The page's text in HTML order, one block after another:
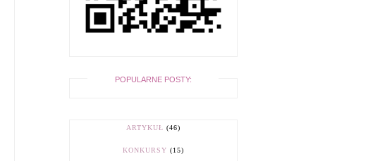
POPULARNE POSTY:
ARTYKUŁ (46)
KONKURSY (15)